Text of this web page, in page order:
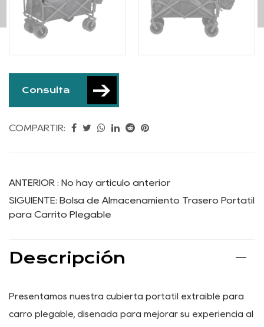
portátil para carro
plegable
COMPARTIR:
ANTERIOR : No hay artículo anterior